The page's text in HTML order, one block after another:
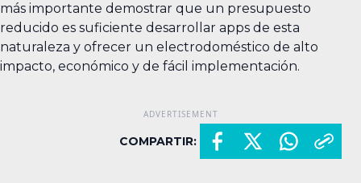
más importante demostrar que un presupuesto
reducido es suficiente desarrollar apps de esta
naturaleza y ofrecer un electrodoméstico de alto
impacto, económico y de fácil implementación.
COMPARTIR: